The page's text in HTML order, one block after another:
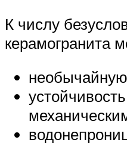
К числу
керамогранита